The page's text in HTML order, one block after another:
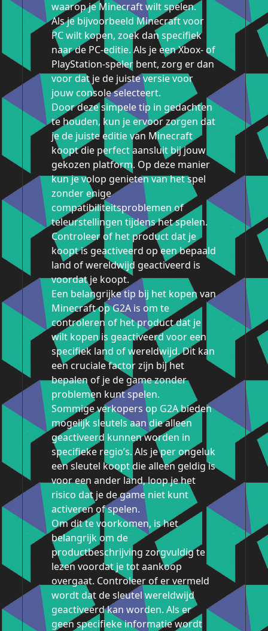
waarop je Minecraft wilt spelen.
Als je bijvoorbeeld Minecraft voor
PC wilt kopen, zoek dan specifiek
naar de PC-editie. Als je een Xbox- of
PlayStation-speler bent, zorg er dan
voor dat je de juiste versie voor
jouw console selecteert.
Door deze simpele tip in gedachten
te houden, kun je ervoor zorgen dat
je de juiste editie van Minecraft
koopt die perfect aansluit bij jouw
gekozen platform. Op deze manier
kun je volop genieten van het spel
zonder enige
compatibiliteitsproblemen of
teleurstellingen tijdens het spelen.
Controleer of het product dat je
koopt is geactiveerd op een bepaald
land of wereldwijd geactiveerd is
voordat je koopt.
Een belangrijke tip bij het kopen van
Minecraft op G2A is om te
controleren of het product dat je
wilt kopen is geactiveerd voor een
specifiek land of wereldwijd. Dit kan
een cruciale factor zijn bij het
bepalen of je de game zonder
problemen kunt spelen.
Sommige verkopers op G2A bieden
mogelijk sleutels aan die alleen
geactiveerd kunnen worden in
specifieke regio’s. Als je per ongeluk
een sleutel koopt die alleen geldig is
voor een ander land, loop je het
risico dat je de game niet kunt
activeren of spelen.
Om dit te voorkomen, is het
belangrijk om de
productbeschrijving zorgvuldig te
lezen voordat je tot aankoop
overgaat. Controleer of er vermeld
wordt dat de sleutel wereldwijd
geactiveerd kan worden. Als er
geen specifieke informatie wordt